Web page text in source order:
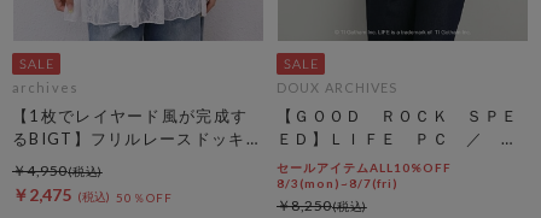
archives
【1枚でレイヤード風が完成す
るBIGT】フリルレースドッキン
グＢＩＧＴＥＥ
￥2,475 50％OFF
￥4,950
DOUX ARCHIVES
【ＧＯＯＤ ＲＯＣＫ ＳＰＥ
ＥＤ】ＬＩＦＥ ＰＣ ／ Ｂ
ＩＧ ＴＥＥ
セールアイテムALL10%OFF
8/3(mon)~8/7(fri)
￥8,250